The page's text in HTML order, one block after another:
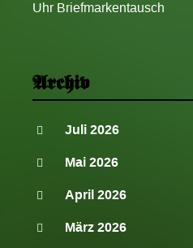
Uhr Briefmarkentausch
Archiv
Juli 2026
Mai 2026
April 2026
März 2026